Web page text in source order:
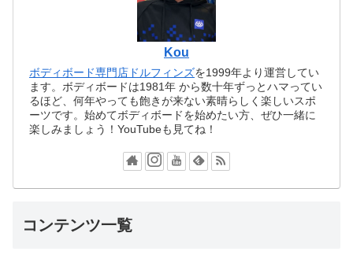
Kou
ボディボード専門店ドルフィンズを1999年より運営してい
ます。ボディボードは1981年 から数十年ずっとハマってい
るほど、何年やっても飽きが来ない素晴らしく楽しいスポ
ーツです。始めてボディボードを始めたい方、ぜひ一緒に
楽しみましょう！YouTubeも見てね！
コンテンツ一覧